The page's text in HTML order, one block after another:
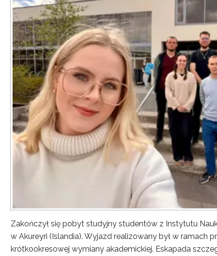
Zakończył się pobyt studyjny studentów z Instytutu
w Akureyri (Islandia). Wyjazd realizowany był w ramach
krótkookresowej wymiany akademickiej. Eskapada